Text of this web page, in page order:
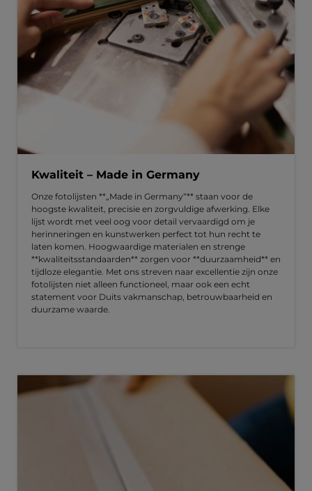
Kwaliteit – Made in Germany
Onze fotolijsten **„Made in Germany“** staan voor de
hoogste kwaliteit, precisie en zorgvuldige afwerking. Elke
lijst wordt met veel oog voor detail vervaardigd om je
herinneringen en kunstwerken perfect tot hun recht te
laten komen. Hoogwaardige materialen en strenge
**kwaliteitsstandaarden** zorgen voor **duurzaamheid** en
tijdloze elegantie. Met ons streven naar excellentie zijn onze
fotolijsten niet alleen functioneel, maar ook een echt
statement voor Duits vakmanschap, betrouwbaarheid en
duurzame waarde.